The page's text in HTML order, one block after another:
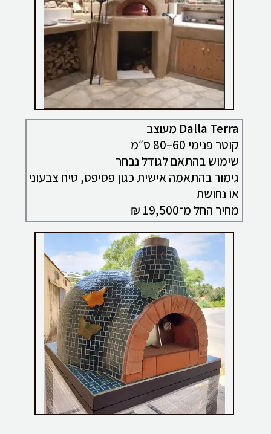
Dalla Terra מעוצב
קוטר פנימי 60–80 ס״מ
שימוש בהתאם לגודל נבחר
גימור בהתאמה אישית כגון פסיפס, טיח צבעוני
או נחושת
מחיר החל מ־19,500 ₪